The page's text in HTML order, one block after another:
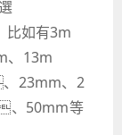
如有3m
13m
23mm、2
50mm等